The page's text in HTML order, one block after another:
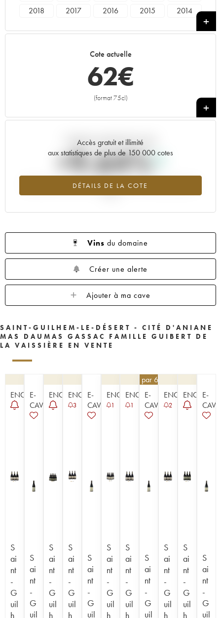
2018
2017 2016 2015
2014
2001
1996
Cote actuelle
62€
(format 75cl)
+
Accès gratuit et illimité
aux statistiques de plus de 150 000 cotes
DÉTAILS DE LA COTE
Tendance actuelle de la cote
+9.64%
Tendance à la hausse du millésime 1994 en 2026 par rapport à
Vins du domaine
Créer une alerte
Ajouter à ma cave
SAINT-GUILHEM-LE-DÉSERT - CITÉ D'ANIANE
MAS DAUMAS GASSAC FAMILLE GUIBERT DE
LA VAISSIÈRE EN VENTE
ENCHÈRE
S
ai
nt
-
G
uil
h
E-
CAVISTE
S
ai
nt
-
G
uil
ENCHÈRE
S
ai
nt
-
G
uil
h
ENCHÈRE
3
S
ai
nt
-
G
uil
h
E-
CAVISTE
S
ai
nt
-
G
uil
ENCHÈRE
1
S
ai
nt
-
G
uil
h
ENCHÈRE
1
S
ai
nt
-
G
uil
h
par 6 | -10%
E-
CAVISTE
S
ai
nt
-
G
uil
ENCHÈRE
2
S
ai
nt
-
G
uil
h
ENCHÈRE
S
ai
nt
-
G
uil
h
E-
S
ai
nt
-
G
uil